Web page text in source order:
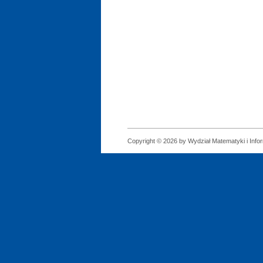
Copyright © 2026 by Wydział Matematyki i